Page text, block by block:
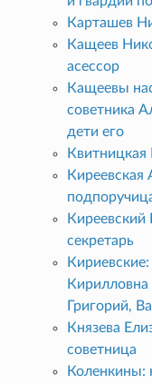
Карташев
Кащеев
асессор
Кащеевы
советника
дети его
Квитницкая
Киреевская
секретарь
Григорий,
Князева
советница
Коленкины: